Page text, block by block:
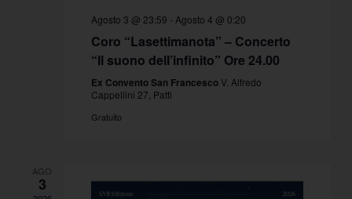
Agosto 3 @ 23:59 - Agosto 4 @ 0:20
Coro “Lasettimanota” – Concerto
“Il suono dell’infinito” Ore 24.00
Ex Convento San Francesco V. Alfredo
Cappellini 27, Patti
Gratuito
AGO
3